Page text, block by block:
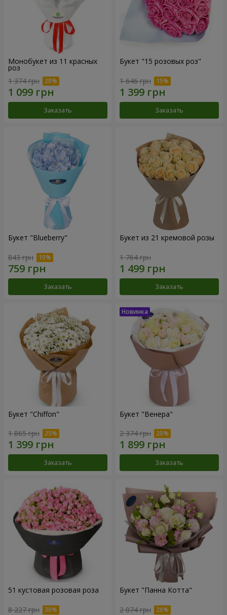
Монобукет из 11 красных
роз
1 374 грн
Заказать
Букет "15 розовых роз"
1 646 грн
Заказать
Букет "Blueberry"
843 грн
Заказать
Букет из 21 кремовой розы
1 764 грн
Заказать
Букет "Chiffon"
1 865 грн
Заказать
Букет "Венера"
2 374 грн
Заказать
51 кустовая розовая роза
8 227 грн
Букет "Панна Котта"
2 074 грн